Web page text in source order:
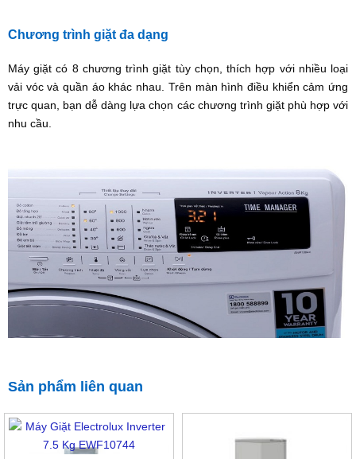
Chương trình giặt đa dạng
Máy giặt có 8 chương trình giặt tùy chọn, thích hợp với nhiều loại
vải vóc và quần áo khác nhau. Trên màn hình điều khiển cảm ứng
trực quan, bạn dễ dàng lựa chọn các chương trình giặt phù hợp với
nhu cầu.
Sản phẩm liên quan